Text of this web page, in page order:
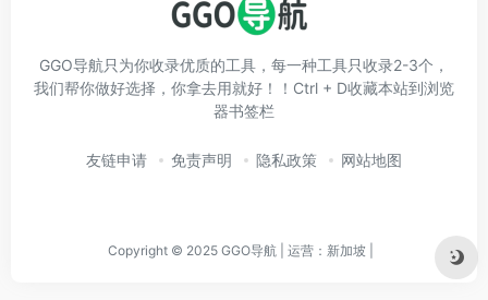
GGO导航只为你收录优质的工具，每一种工具只收录2-3个，
我们帮你做好选择，你拿去用就好！！Ctrl + D收藏本站到浏览
器书签栏
友链申请 免责声明 隐私政策 网站地图
Copyright © 2025 GGO导航 | 运营：新加坡 |